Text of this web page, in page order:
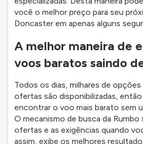
você o melhor preço para seu
Doncaster em apenas alguns
A melhor maneira de
voos baratos saindo
Todos os dias, milhares de opções
ofertas são disponibilizadas,
encontrar o voo mais barato sem
O mecanismo de busca da Rumbo
ofertas e as exigências quando
assim, exibe os melhores